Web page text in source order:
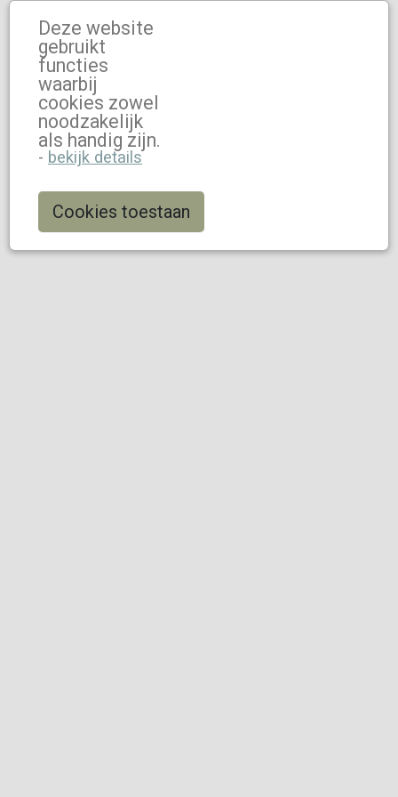
Deze website
gebruikt
functies
waarbij
cookies zowel
noodzakelijk
als handig zijn.
- bekijk details
Cookies toestaan